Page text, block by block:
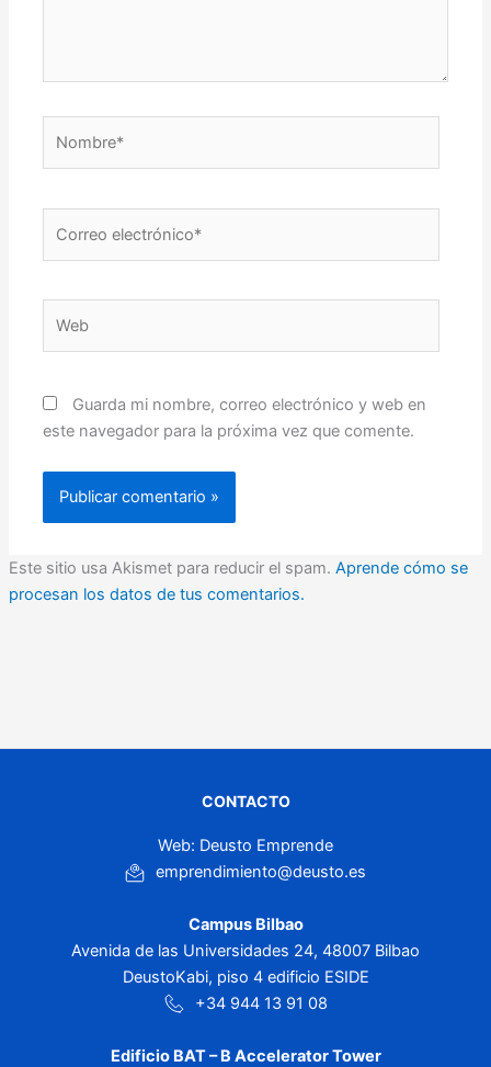
electrónico*
Guarda mi nombre, correo electrónico y web en
este navegador para la próxima vez que comente.
Este sitio usa Akismet para reducir el spam. Aprende cómo se
procesan los datos de tus comentarios.
CONTACTO
Web: Deusto Emprende
emprendimiento@deusto.es
Campus Bilbao
Avenida de las Universidades 24, 48007 Bilbao
DeustoKabi, piso 4 edificio ESIDE
+34 944 13 91 08
Edificio BAT – B Accelerator Tower